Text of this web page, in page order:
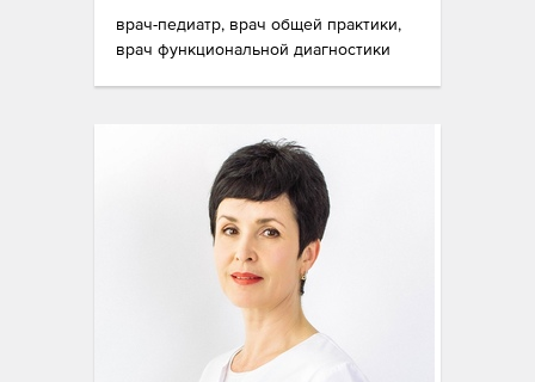
врач-педиатр, врач общей практики,
врач функциональной диагностики